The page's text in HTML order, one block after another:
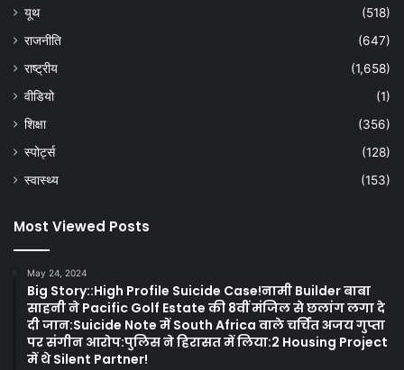
यूथ
(518)
राजनीति
(647)
राष्ट्रीय
(1,658)
वीडियो
(1)
शिक्षा
(356)
स्पोर्ट्स
(128)
स्वास्थ्य
(153)
Most Viewed Posts
May 24, 2024
Big Story::High Profile Suicide Case!नामी Builder बाबा
साहनी ने Pacific Golf Estate की 8वीं मंजिल से छलांग लगा दे
दी जान:Suicide Note में South Africa वाले चर्चित अजय गुप्ता
पर संगीन आरोप:पुलिस ने हिरासत में लिया:2 Housing Project
में थे Silent Partner!